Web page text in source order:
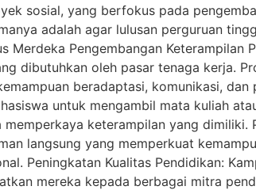
sosial, yang berfokus pada
adalah agar lulusan perguruan
Pengembangan Keterampilan
dibutuhkan oleh pasar tenaga kerja.
beradaptasi, komunikasi, dan
untuk mengambil mata kuliah
keterampilan yang dimiliki.
langsung yang memperkuat
Peningkatan Kualitas Pendidikan:
mereka kepada berbagai mitra